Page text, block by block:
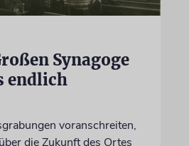
Synagoge
endlich
voranschreiten,
die Zukunft des Ortes